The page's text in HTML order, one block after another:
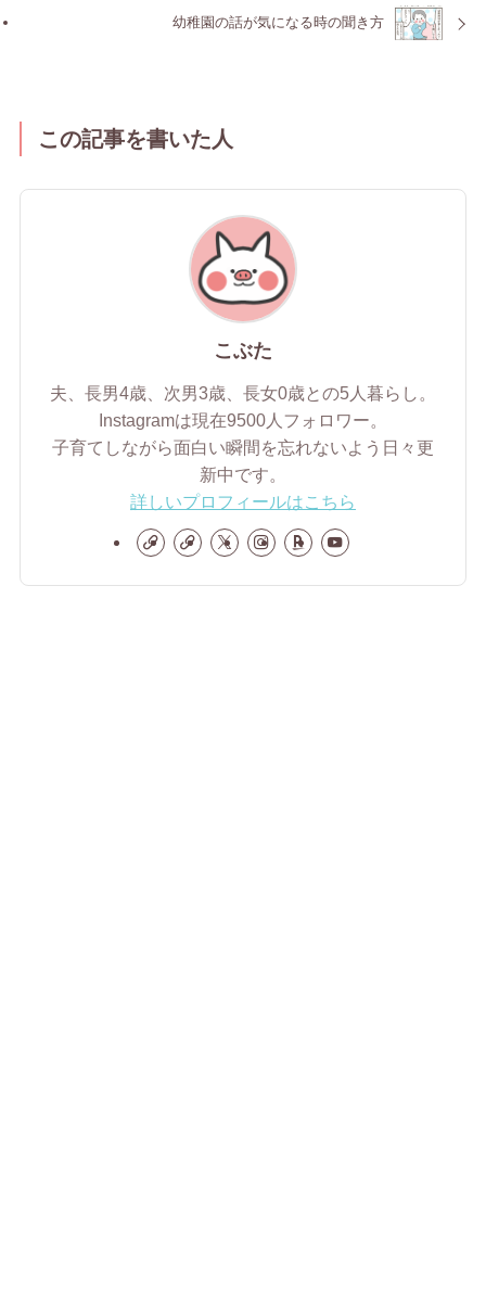
幼稚園の話が気になる時の聞き方
この記事を書いた人
こぶた
夫、長男4歳、次男3歳、長女0歳との5人暮らし。
Instagramは現在9500人フォロワー。
子育てしながら面白い瞬間を忘れないよう日々更
新中です。
詳しいプロフィールはこちら